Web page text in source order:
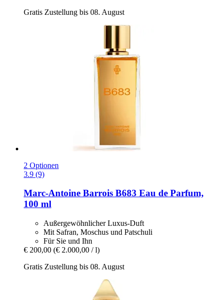
Gratis Zustellung bis 08. August
2 Optionen
3.9 (9)
Marc-Antoine Barrois B683 Eau de Parfum,
100 ml
Außergewöhnlicher Luxus-Duft
Mit Safran, Moschus und Patschuli
Für Sie und Ihn
€ 200,00 (€ 2.000,00 / l)
Gratis Zustellung bis 08. August